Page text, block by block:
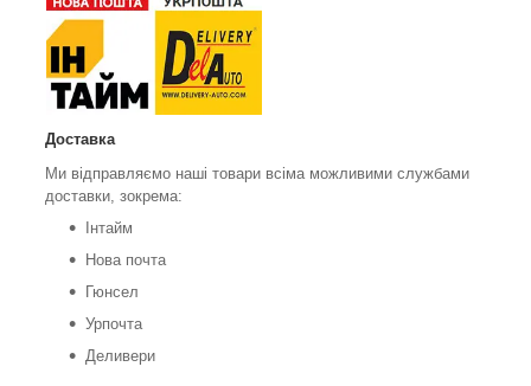
Доставка
Ми відправляємо наші товари всіма можливими службами
доставки, зокрема:
Інтайм
Нова почта
Гюнсел
Урпочта
Деливери